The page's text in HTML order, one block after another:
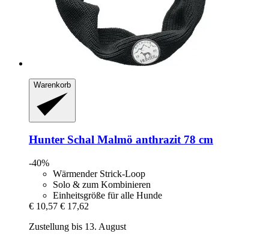
Warenkorb
Hunter Schal Malmö anthrazit 78 cm
-40%
Wärmender Strick-Loop
Solo & zum Kombinieren
Einheitsgröße für alle Hunde
€ 10,57 € 17,62
Zustellung bis 13. August